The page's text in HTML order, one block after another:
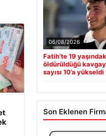
06/08/2026
Fatih’te 19
öldürüldüğü
sayısı 10’a yükseldi
Son Eklenen